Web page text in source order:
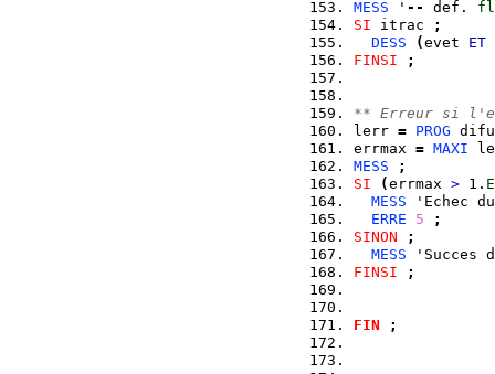
MESS ' -- def.
SI itrac
;
DESS
(evet ET
FINSI
;
** Erreur si
lerr = PROG
errmax = MAXI
MESS
;
SI
(errmax > 1. E
MESS 'Echec
ERRE
5
;
SINON
;
MESS 'Succes
FINSI
;
FIN ;